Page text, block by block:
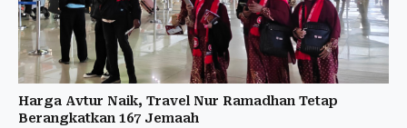
Harga Avtur Naik, Travel Nur Ramadhan Tetap
Berangkatkan 167 Jemaah